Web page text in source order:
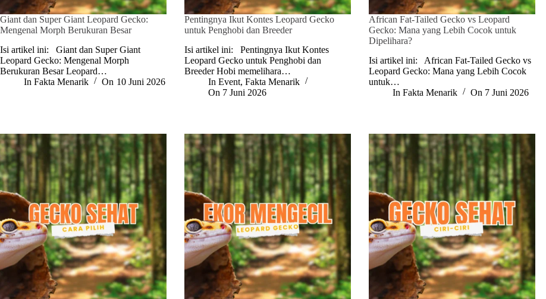
Giant dan Super Giant Leopard Gecko:
Mengenal Morph Berukuran Besar
Isi artikel ini: Giant dan Super Giant
Leopard Gecko: Mengenal Morph
Berukuran Besar Leopard…
In Fakta Menarik On 10 Juni 2026
Pentingnya Ikut Kontes Leopard Gecko
untuk Penghobi dan Breeder
Isi artikel ini: Pentingnya Ikut Kontes
Leopard Gecko untuk Penghobi dan
Breeder Hobi memelihara…
In Event,Fakta Menarik
On 7 Juni 2026
African Fat-Tailed Gecko vs Leopard
Gecko: Mana yang Lebih Cocok untuk
Dipelihara?
Isi artikel ini: African Fat-Tailed Gecko vs
Leopard Gecko: Mana yang Lebih Cocok
untuk…
In Fakta Menarik On 7 Juni 2026